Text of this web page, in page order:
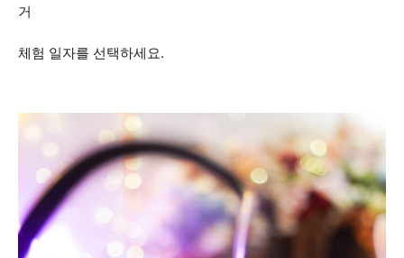
거
체험 일자를 선택하세요.